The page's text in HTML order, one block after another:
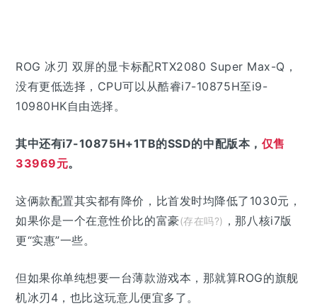
ROG 冰刃 双屏的显卡标配RTX2080 Super Max-Q，
没有更低选择，CPU可以从酷睿i7-10875H至i9-
10980HK自由选择。
其中还有i7-10875H+1TB的SSD的中配版本， 仅售
33969元。
这俩款配置其实都有降价，比首发时均降低了1030元，
如果你是一个在意性价比的富豪(存在吗?) ，那八核i7版
更“实惠”一些。
但如果你单纯想要一台薄款游戏本，那就算ROG的旗舰
机冰刃4，也比这玩意儿便宜多了。